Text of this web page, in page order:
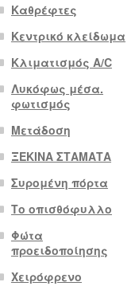
Καθρέφτες
Κεντρικό κλείδωμα
Κλιματισμός A/C
Λυκόφως μέσα.
φωτισμός
Μετάδοση
ΞΕΚΙΝΑ ΣΤΑΜΑΤΑ
Συρομένη πόρτα
Το οπισθόφυλλο
Φώτα
προειδοποίησης
Χειρόφρενο